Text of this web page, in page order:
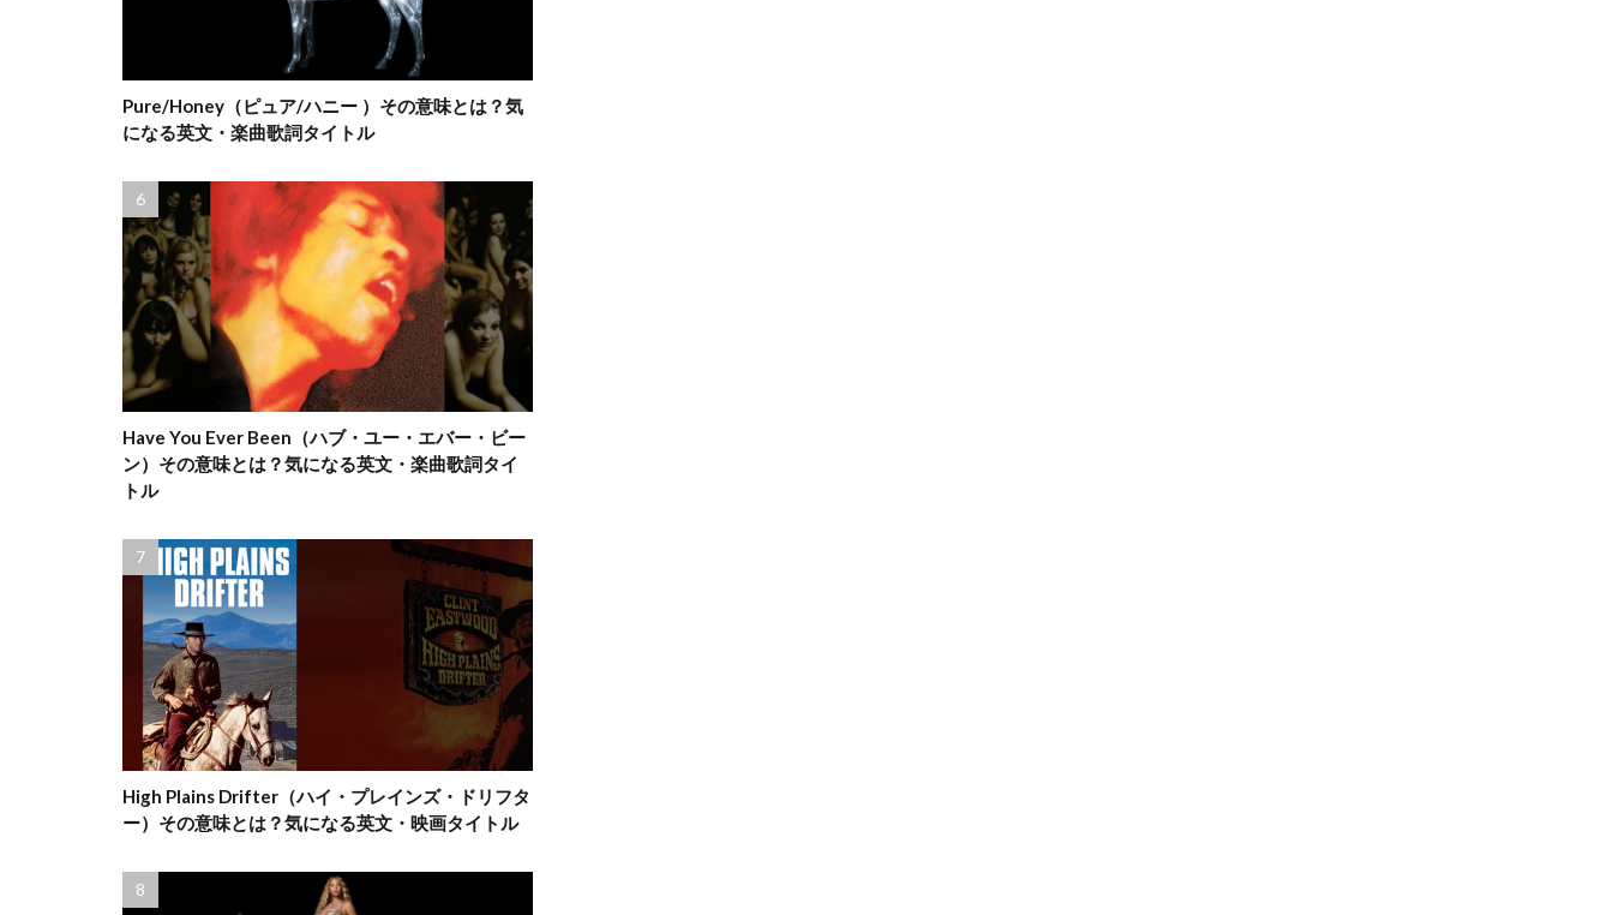
Pure/Honey（ピュア/ハニー ）その意味とは？気
になる英文・楽曲歌詞タイトル
Have You Ever Been（ハブ・ユー・エバー・ビー
ン）その意味とは？気になる英文・楽曲歌詞タイ
トル
High Plains Drifter（ハイ・プレインズ・ドリフタ
ー）その意味とは？気になる英文・映画タイトル